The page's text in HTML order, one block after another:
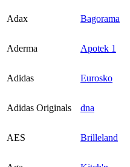
Adax Bagorama
Aderma
Apotek 1
Adidas Eurosko
Adidas Originals
dna
AES Brilleland